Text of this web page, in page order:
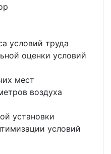
условий труда
оценки условий
мест
воздуха
установки
условий